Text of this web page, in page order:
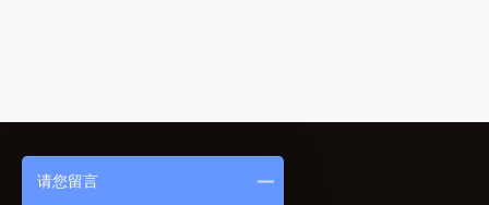
请您留言